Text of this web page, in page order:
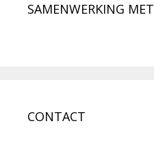
SAMENWERKING MET
CONTACT